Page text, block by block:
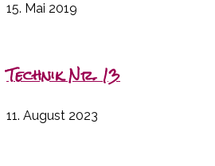
15. Mai 2019
Technik Nr. 13
11. August 2023